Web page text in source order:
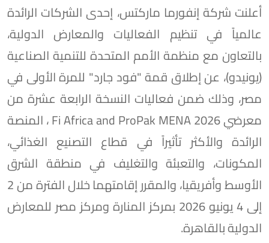
أعلنت شركة إنفورما ماركتس، إحدى الشركات الرائدة
عالمياً في تنظيم الفعاليات والمعارض الدولية،
بالتعاون مع منظمة الأمم المتحدة للتنمية الصناعية
(يونيدو)، عن إطلاق قمة "فود جارد" للمرة الأولى في
مصر، وذلك ضمن فعاليات النسخة الرابعة عشرة من
معرضي Fi Africa and ProPak MENA 2026 ، المنصة
الرائدة والأكثر تأثيراً في قطاع التصنيع الغذائي،
المكونات، والتعبئة والتغليف في منطقة الشرق
الأوسط وأفريقيا، والمقرر إقامتهما خلال الفترة من 2
إلى 4 يونيو 2026 بمركز المنارة ومركز مصر للمعارض
الدولية بالقاهرة.